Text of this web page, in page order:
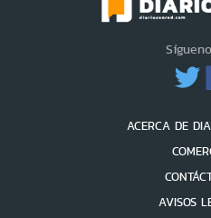
ACERCA DE
AVISOS